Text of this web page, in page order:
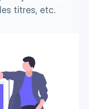
titres, etc.